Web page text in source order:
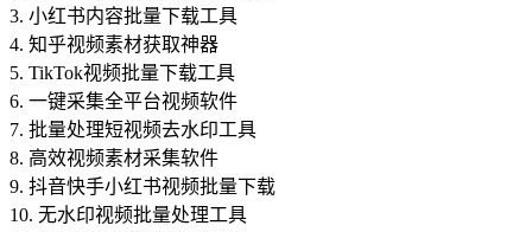
3. 小红书内容批量下载工具
4. 知乎视频素材获取神器
5. TikTok视频批量下载工具
6. 一键采集全平台视频软件
7. 批量处理短视频去水印工具
8. 高效视频素材采集软件
9. 抖音快手小红书视频批量下载
10. 无水印视频批量处理工具